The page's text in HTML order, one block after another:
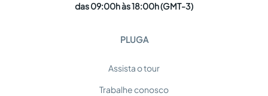
das 09:00h às 18:00h (GMT-3)
PLUGA
Assista o tour
Trabalhe conosco